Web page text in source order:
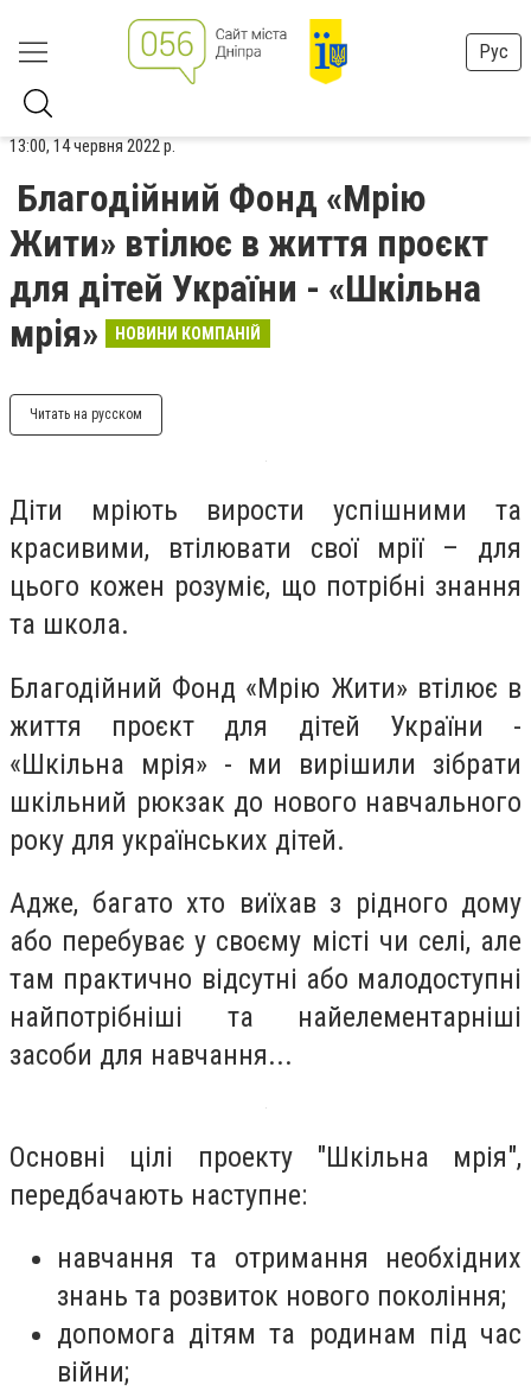
Рус
13:00, 14 червня 2022 р.
Благодійний Фонд «Мрію
Жити» втілює в життя проєкт
для дітей України - «Шкільна
мрія»
НОВИНИ КОМПАНІЙ
Читать на русском
Діти мріють вирости успішними та
красивими, втілювати свої мрії – для
цього кожен розуміє, що потрібні знання
та школа.
Благодійний Фонд «Мрію Жити» втілює в
життя проєкт для дітей України -
«Шкільна мрія» - ми вирішили зібрати
шкільний рюкзак до нового навчального
року для українських дітей.
Адже, багато хто виїхав з рідного дому
або перебуває у своєму місті чи селі, але
там практично відсутні або малодоступні
найпотрібніші та найелементарніші
засоби для навчання...
Основні цілі проекту "Шкільна мрія",
передбачають наступне:
навчання та отримання необхідних
знань та розвиток нового покоління;
допомога дітям та родинам під час
війни;